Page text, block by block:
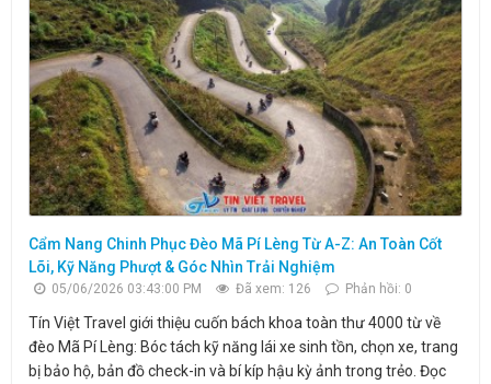
Cẩm Nang Chinh Phục Đèo Mã Pí Lèng Từ A-Z: An Toàn Cốt
Lõi, Kỹ Năng Phượt & Góc Nhìn Trải Nghiệm
05/06/2026 03:43:00 PM Đã xem: 126 Phản hồi: 0
Tín Việt Travel giới thiệu cuốn bách khoa toàn thư 4000 từ về
đèo Mã Pí Lèng: Bóc tách kỹ năng lái xe sinh tồn, chọn xe, trang
bị bảo hộ, bản đồ check-in và bí kíp hậu kỳ ảnh trong trẻo. Đọc